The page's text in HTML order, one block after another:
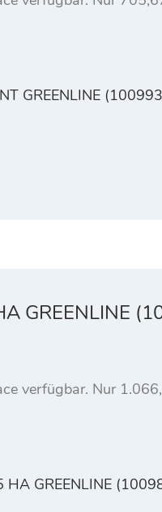
GREENLINE
GREENLINE
verfügbar. Nur
GREENLINE